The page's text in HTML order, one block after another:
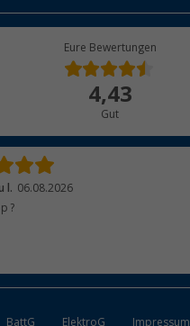
Eure Bewertungen
4,43
Gut
l. 06.08.2026
?
BattG ElektroG Impressum